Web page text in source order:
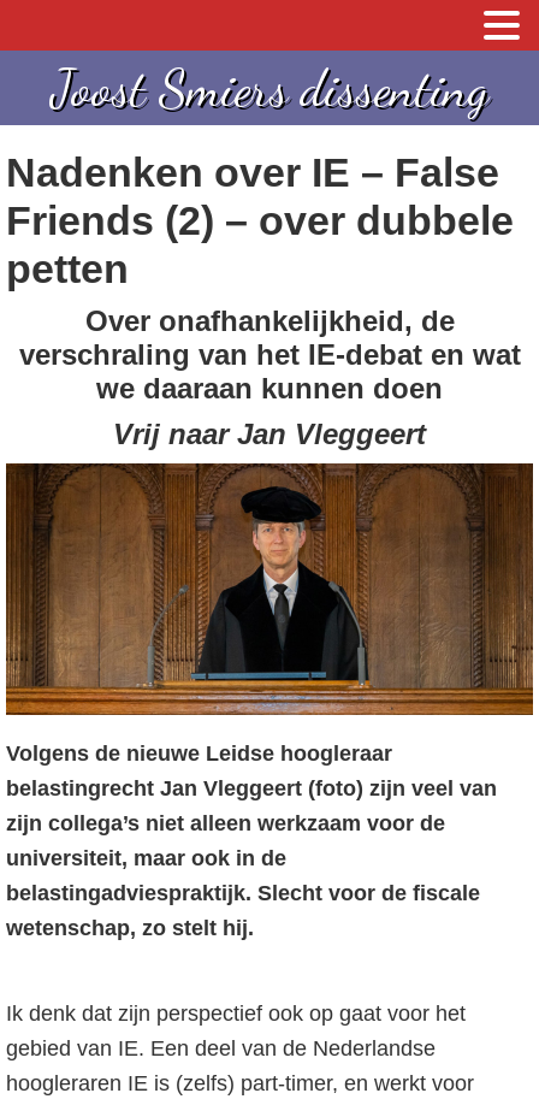
n
g
n
a
g
a
e
o
Joost Smiers dissenting
Nadenken over IE – False
Friends (2) – over dubbele
petten
Over onafhankelijkheid, de
verschraling van het IE-debat en wat
we daaraan kunnen doen
Vrij naar Jan Vleggeert
Volgens de nieuwe Leidse hoogleraar
belastingrecht Jan Vleggeert (foto) zijn veel van
zijn collega’s niet alleen werkzaam voor de
universiteit, maar ook in de
belastingadviespraktijk. Slecht voor de fiscale
wetenschap, zo stelt hij.
Ik denk dat zijn perspectief ook op gaat voor het
gebied van IE. Een deel van de Nederlandse
hoogleraren IE is (zelfs) part-timer, en werkt voor